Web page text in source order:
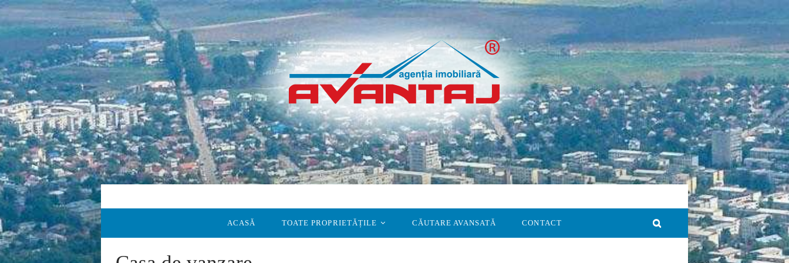
ACASĂ TOATE PROPRIETĂȚILE CĂUTARE AVANSATĂ CONTACT